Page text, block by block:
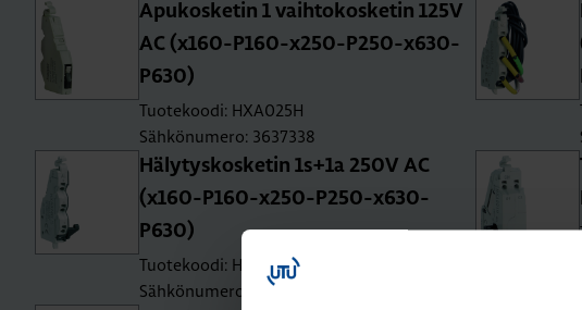
Apu­kos­ke­tin 1 vaih­to­kos­ke­tin 125V
AC (x160-P160-x250-P250-x630-
P630)
Tuotekoodi: HXA025H
Sähkönumero: 3637338
Hä­ly­tys­kos­ke­tin 1s+1a 250V AC
(x160-P160-x250-P250-x630-
P630)
Tuotekoodi: HXA024H
Sähkönumero: 3637337